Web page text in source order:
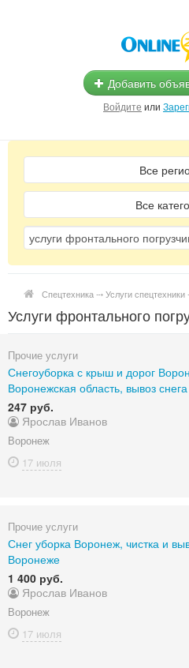
Добавить
Войдите или
Все
Все
Спецтехника ⤏ Услуги
Услуги фронтального
Прочие услуги
Снегоуборка с крыш и дорог
Воронежская область, вывоз снега
247 руб.
Ярослав Иванов
Воронеж
17 июля
Прочие услуги
Снег уборка Воронеж, чистка и
Воронеже
1 400 руб.
Ярослав Иванов
Воронеж
17 июля